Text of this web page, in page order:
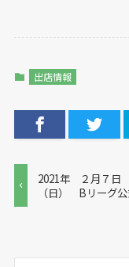
出店情報
2021年 ２月７日
（日） Bリーグ